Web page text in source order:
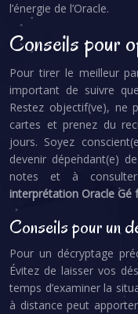
l’énergie de l’Oracle.
Conseils pour
Pour tirer le meilleur
important de suivre
Restez objectif(ve), ne
cartes et prenez du
jours. Soyez
devenir dépendant(e)
notes et à
interprétation Oracle Gé
Conseils pour un
Pour un décryptage
Évitez de laisser vos
temps d’examiner la
à distance peut